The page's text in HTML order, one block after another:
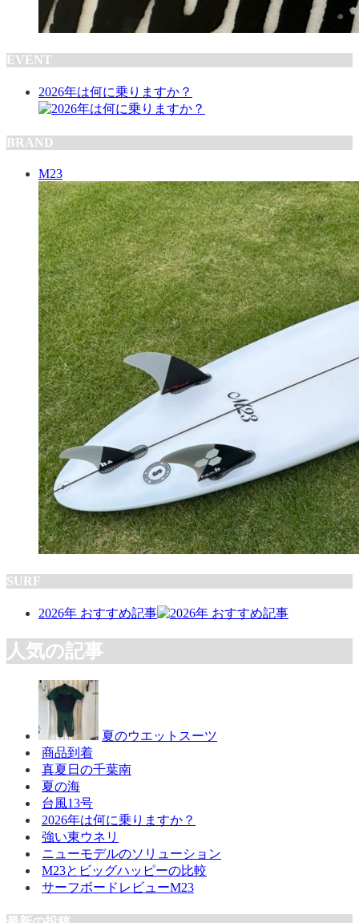
EVENT
2026年は何に乗りますか？
BRAND
M23
SURF
2026年 おすすめ記事
人気の記事
夏のウエットスーツ
商品到着
真夏日の千葉南
夏の海
台風13号
2026年は何に乗りますか？
強い東ウネリ
ニューモデルのソリューション
M23とビッグハッピーの比較
サーフボードレビューM23